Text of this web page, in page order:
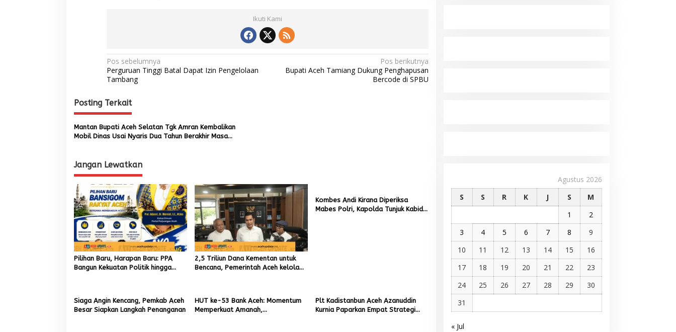
Ikuti Kami
N
a
i
a
i
p
o
s
Pos sebelumnya
Perguruan Tinggi Batal Dapat Izin Pengelolaan
Tambang
Pos berikutnya
Bupati Aceh Tamiang Dukung Penghapusan
Bercode di SPBU
Posting Terkait
Mantan Bupati Aceh Selatan Tgk Amran Kembalikan
Mobil Dinas Usai Nyaris Dua Tahun Berakhir Masa
Jangan Lewatkan
Pilihan Baru, Harapan Baru: PPA
Bangun Kekuatan Politik hingga
2,5 Triliun Dana Kementan untuk
Bencana, Pemerintah Aceh kelola
Kombes Andi Kirana Diperiksa
Mabes Polri, Kapolda Tunjuk Kabid
Siaga Angin Kencang, Pemkab Aceh
Besar Siapkan Langkah Penanganan
HUT ke-53 Bank Aceh: Momentum
Memperkuat Amanah,
Plt Kadistanbun Aceh Azanuddin
Kurnia Paparkan Empat Strategi
Agustus 2026
S
S R K J S
M
1
2
3
4 5 6 7 8
9
10
11 12 13 14 15
16
17
18 19 20 21 22
23
24
25 26 27 28 29
30
31
« Jul